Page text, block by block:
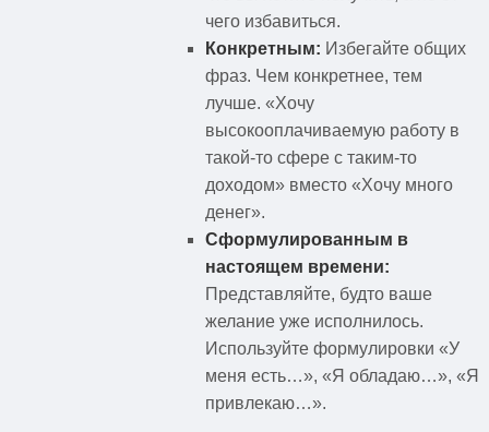
чего избавиться.
Конкретным: Избегайте общих
фраз. Чем конкретнее, тем
лучше. «Хочу
высокооплачиваемую работу в
такой-то сфере с таким-то
доходом» вместо «Хочу много
денег».
Сформулированным в
настоящем времени:
Представляйте, будто ваше
желание уже исполнилось.
Используйте формулировки «У
меня есть…», «Я обладаю…», «Я
привлекаю…».